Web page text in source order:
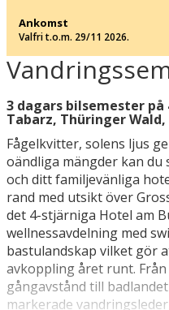
3 dagars bilsemester
Tabarz, Thüringer
Fågelkvitter, solens ljus
oändliga mängder kan
och ditt familjevänliga
rand med utsikt över
det 4-stjärniga Hotel am
wellnessavdelning med
bastulandskap vilket gör
avkoppling året runt.
gångavstånd till
markerade
Ankomst
Valfri t.o.m. 29/11 2026.